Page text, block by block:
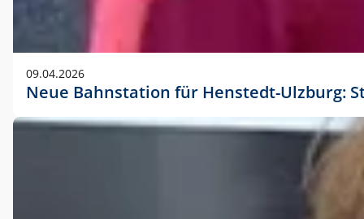
09.04.2026
Neue Bahnstation für Henstedt-Ulzburg: